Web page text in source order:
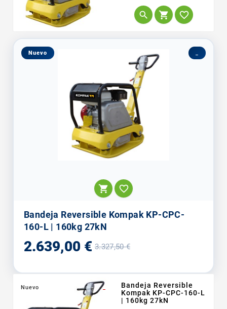
  
Nuevo
 
Bandeja Reversible Kompak KP-CPC-
160-L | 160kg 27kN
2.639,00 € 3.327,50 €
Nuevo _
Bandeja Reversible
Kompak KP-CPC-160-L
| 160kg 27kN